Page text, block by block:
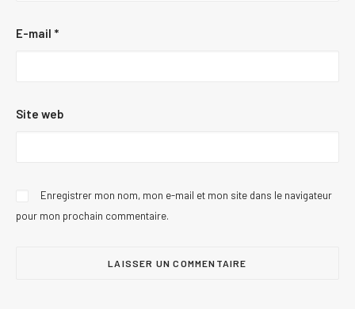
E-mail *
Site web
Enregistrer mon nom, mon e-mail et mon site dans le navigateur
pour mon prochain commentaire.